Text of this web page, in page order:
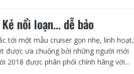
nổi loạn… dễ bảo
tới một mẫu cruiser gọn nhẹ, linh hoạt,
được ưa chuộng bởi những người mới
2018 được phân phối chính hãng với...